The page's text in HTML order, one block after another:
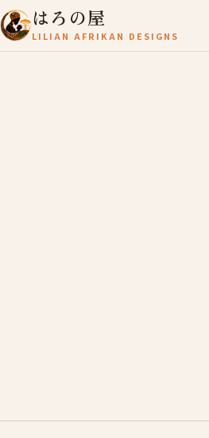
はろの屋
LILIAN AFRIKAN DESIGNS